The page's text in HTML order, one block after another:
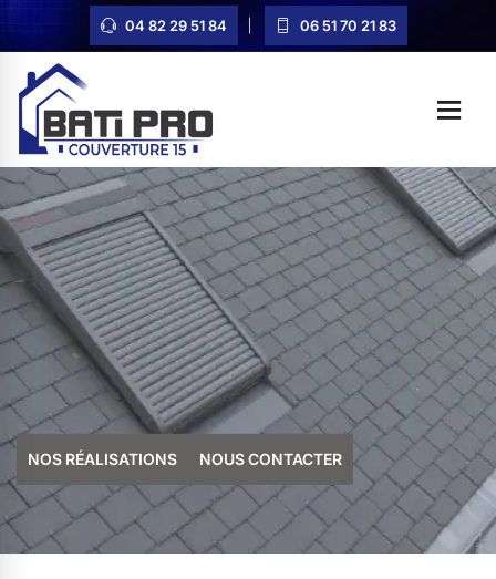
04 82 29 51 84 06 51 70 21 83
NOS RÉALISATIONS NOUS CONTACTER